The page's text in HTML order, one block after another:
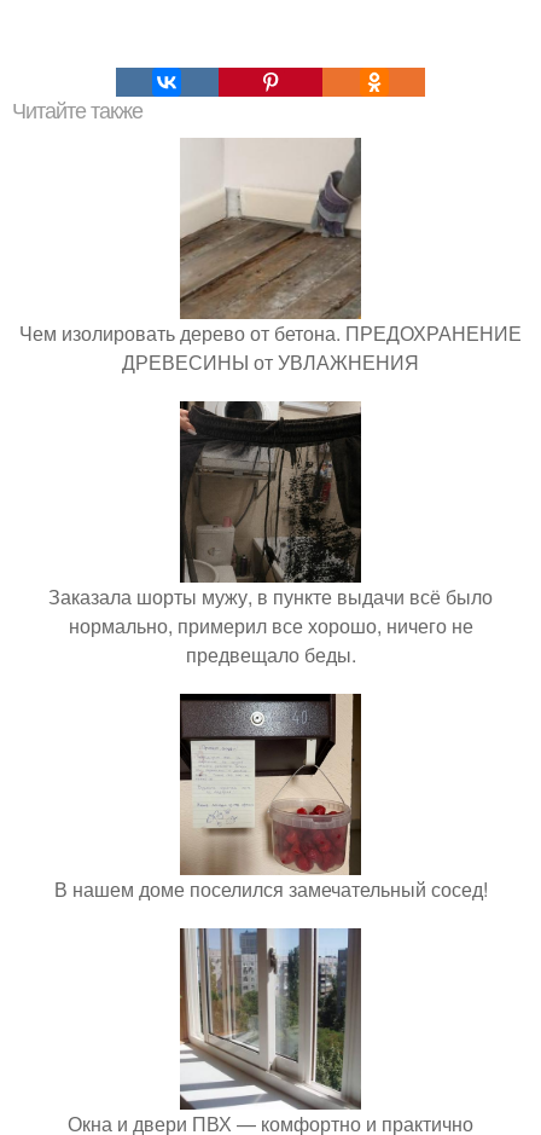
Читайте также
Чем изолировать дерево от бетона. ПРЕДОХРАНЕНИЕ
ДРЕВЕСИНЫ от УВЛАЖНЕНИЯ
Заказала шорты мужу, в пункте выдачи всё было
нормально, примерил все хорошо, ничего не
предвещало беды.
В нашем доме поселился замечательный сосед!
Окна и двери ПВХ — комфортно и практично